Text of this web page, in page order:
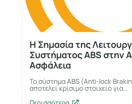
Η Σημασία της
Συστήματος ABS στην
Ασφάλεια
Το σύστημα ABS (Anti-lock
αποτελεί κρίσιμο στοιχείο για…